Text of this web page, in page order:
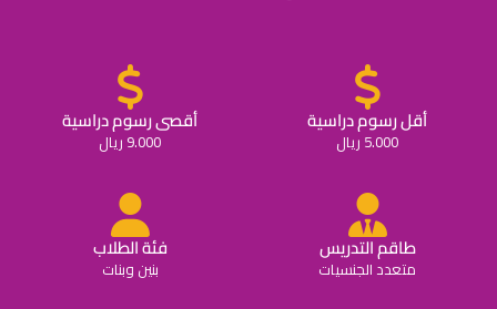
أقل رسوم دراسية
5.000 ريال
أقصى رسوم دراسية
9.000 ريال
طاقم التدريس
متعدد الجنسيات
فئة الطلاب
بنين وبنات